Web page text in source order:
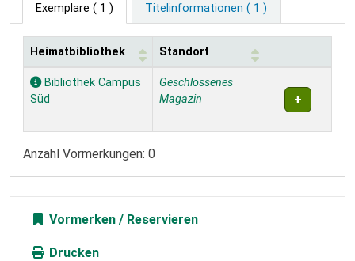
Exemplare ( 1 ) Titelinformationen ( 1 )
Exemplare
Heimatbibliothek Standort
Bibliothek Campus
Süd
Geschlossenes
Magazin
Anzahl Vormerkungen: 0
Vormerken
Drucken